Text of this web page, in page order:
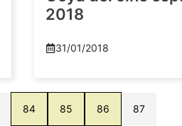
2018
31/01/2018
84 85 86 87